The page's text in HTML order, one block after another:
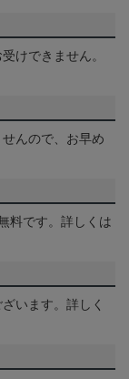
けできません。
んので、お早め
料です。詳しくは
います。詳しく